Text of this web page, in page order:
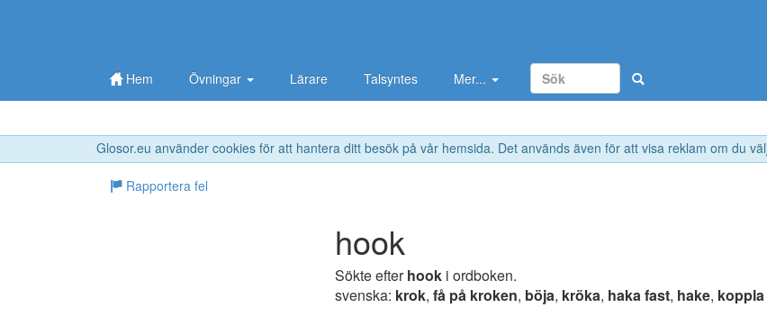
Glosor.eu använder cookies för att hantera ditt besök på vår hemsida. Det används även för att visa reklam om du
Hem Övningar Lärare Talsyntes Mer...
Rapportera fel
hook
Sökte efterhook i ordboken.
svenska: krok, få på kroken, böja, kröka, haka fast, hake, koppla